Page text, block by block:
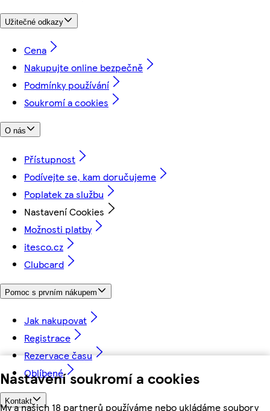
Nastavení soukromí a cookies
My a našich 18 partnerů používáme nebo ukládáme soubory
Užitečné odkazy
Cena
Nakupujte online bezpečně
Podmínky používání
Soukromí a cookies
O nás
Přístupnost
Podívejte se, kam doručujeme
Poplatek za službu
Nastavení Cookies
Možnosti platby
itesco.cz
Clubcard
Pomoc s prvním nákupem
Jak nakupovat
Registrace
Rezervace času
Oblíbené
Kontakt